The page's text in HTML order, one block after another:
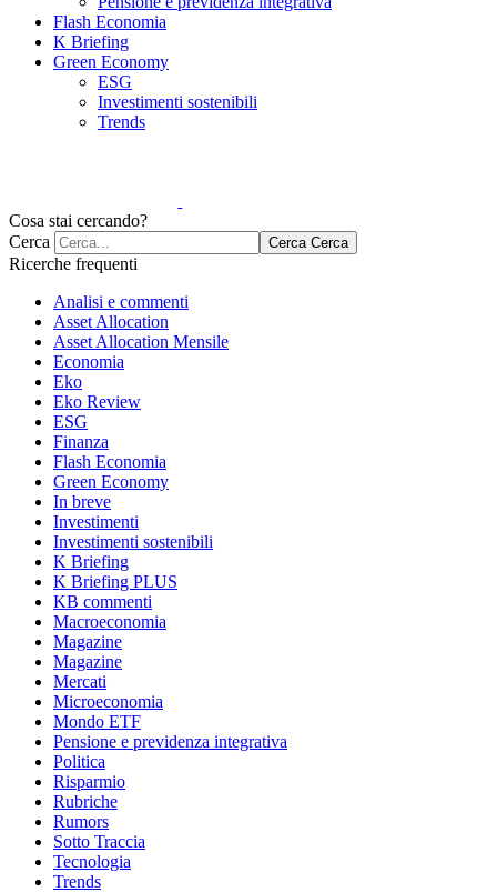
Flash Economia
K Briefing
Green Economy
ESG
Investimenti sostenibili
Trends
Cosa stai cercando?
Cerca
Cerca Cerca
Ricerche frequenti
Analisi e commenti
Asset Allocation
Asset Allocation Mensile
Economia
Eko
Eko Review
ESG
Finanza
Flash Economia
Green Economy
In breve
Investimenti
Investimenti sostenibili
K Briefing
K Briefing PLUS
KB commenti
Macroeconomia
Magazine
Magazine
Mercati
Microeconomia
Mondo ETF
Pensione e previdenza integrativa
Politica
Risparmio
Rubriche
Rumors
Sotto Traccia
Tecnologia
Trends